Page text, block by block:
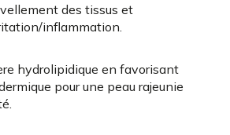
des tissus et
inflammation.
hydrolipidique en favorisant
pour une peau rajeunie